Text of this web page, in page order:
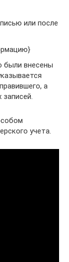
или после
были внесены
а
учета.